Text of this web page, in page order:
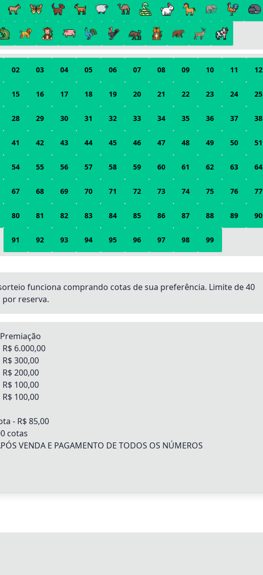
02 03 04 05 06 07 08 09 10 11 12
15 16 17 18 19 20 21 22 23 24 25
28 29 30 31 32 33 34 35 36 37 38
41 42 43 44 45 46 47 48 49 50 51
54 55 56 57 58 59 60 61 62 63 64
67 68 69 70 71 72 73 74 75 76 77
80 81 82 83 84 85 86 87 88 89 90
91 92 93 94 95 96 97 98 99
funciona comprando cotas de sua preferência. Limite de 40
por reserva.
R$ 6.000,00
R$ 300,00
R$ 200,00
R$ 100,00
R$ 100,00
- R$ 85,00
cotas
VENDA E PAGAMENTO DE TODOS OS NÚMEROS